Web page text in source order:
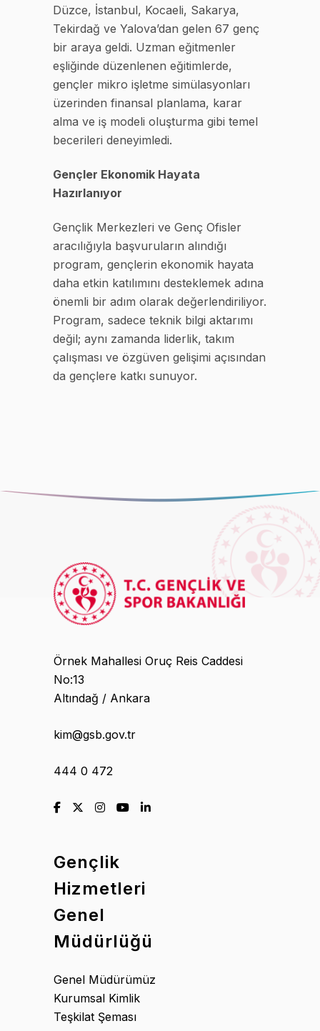
Düzce, İstanbul, Kocaeli, Sakarya,
Tekirdağ ve Yalova’dan gelen 67 genç
bir araya geldi. Uzman eğitmenler
eşliğinde düzenlenen eğitimlerde,
gençler mikro işletme simülasyonları
üzerinden finansal planlama, karar
alma ve iş modeli oluşturma gibi temel
becerileri deneyimledi.
Gençler Ekonomik Hayata
Hazırlanıyor
Gençlik Merkezleri ve Genç Ofisler
aracılığıyla başvuruların alındığı
program, gençlerin ekonomik hayata
daha etkin katılımını desteklemek adına
önemli bir adım olarak değerlendiriliyor.
Program, sadece teknik bilgi aktarımı
değil; aynı zamanda liderlik, takım
çalışması ve özgüven gelişimi açısından
da gençlere katkı sunuyor.
Örnek Mahallesi Oruç Reis Caddesi
No:13
Altındağ / Ankara
kim@gsb.gov.tr
444 0 472
Gençlik
Hizmetleri
Genel
Müdürlüğü
Genel Müdürümüz
Kurumsal Kimlik
Teşkilat Şeması